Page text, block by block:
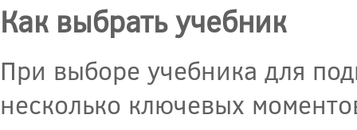
Как выбрать учебник
При выборе учебника для
несколько ключевых